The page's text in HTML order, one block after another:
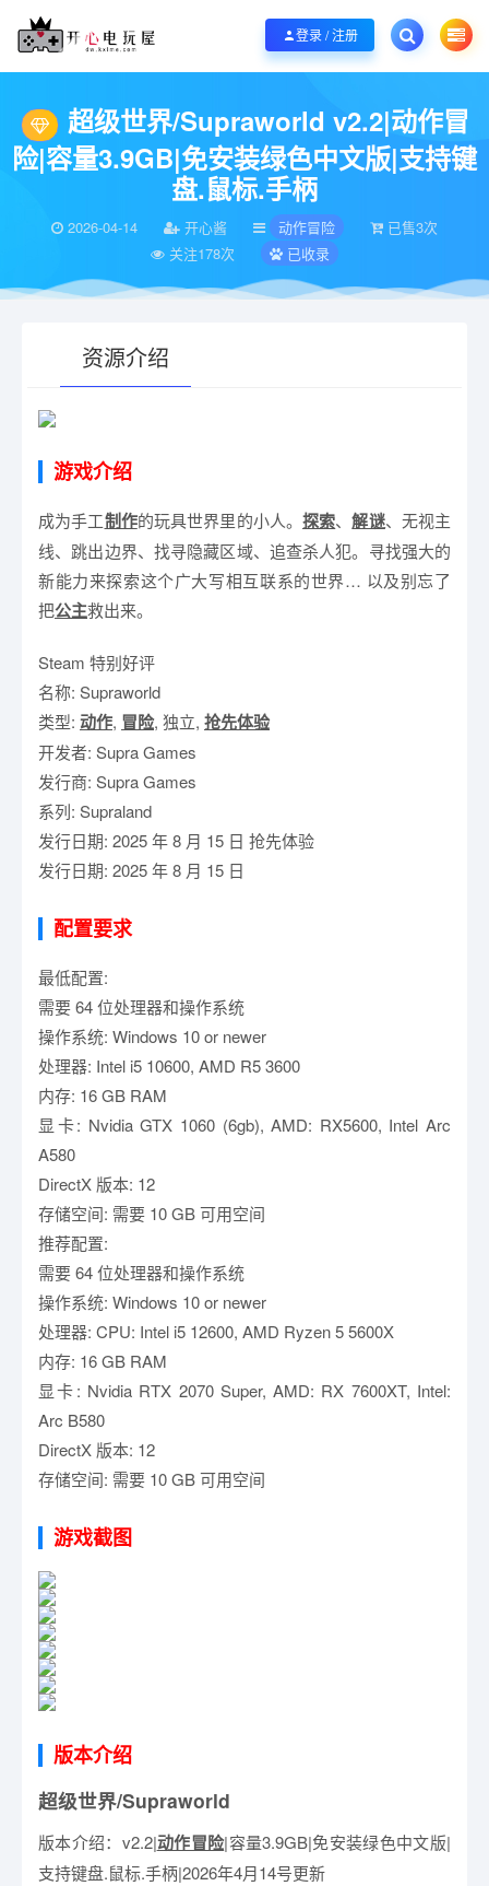
欢迎您光临开心电玩屋，本站专注分享精品整合游戏！销售只是起点！服务永无
登录 / 注册
当前位置： 开心电玩屋 动作冒险 >超级世界/Supraworld v2.2|动
超级世界/Supraworld v2.2|动作冒
险|容量3.9GB|免安装绿色中文版|支持键
盘.鼠标.手柄
2026-04-14 开心酱 动作冒险
已售3次
关注178次
已收录
资源介绍
游戏介绍
成为手工制作的玩具世界里的小人。 探索、解谜、无视主
线、跳出边界、找寻隐藏区域、追查杀人犯。寻找强大的
新能力来探索这个广大写相互联系的世界… 以及别忘了
把公主救出来。
Steam 特别好评
名称: Supraworld
类型: 动作, 冒险, 独立, 抢先体验
开发者: Supra Games
发行商: Supra Games
系列: Supraland
发行日期: 2025 年 8 月 15 日 抢先体验
发行日期: 2025 年 8 月 15 日
配置要求
最低配置:
需要 64 位处理器和操作系统
操作系统: Windows 10 or newer
处理器: Intel i5 10600, AMD R5 3600
内存: 16 GB RAM
显卡: Nvidia GTX 1060 (6gb), AMD: RX5600, Intel Arc
A580
DirectX 版本: 12
存储空间: 需要 10 GB 可用空间
推荐配置:
需要 64 位处理器和操作系统
操作系统: Windows 10 or newer
处理器: CPU: Intel i5 12600, AMD Ryzen 5 5600X
内存: 16 GB RAM
显卡: Nvidia RTX 2070 Super, AMD: RX 7600XT, Intel:
Arc B580
DirectX 版本: 12
存储空间: 需要 10 GB 可用空间
游戏截图
版本介绍
超级世界/Supraworld
版本介绍：v2.2|动作冒险|容量3.9GB|免安装绿色中文版|
支持键盘.鼠标.手柄|2026年4月14号更新